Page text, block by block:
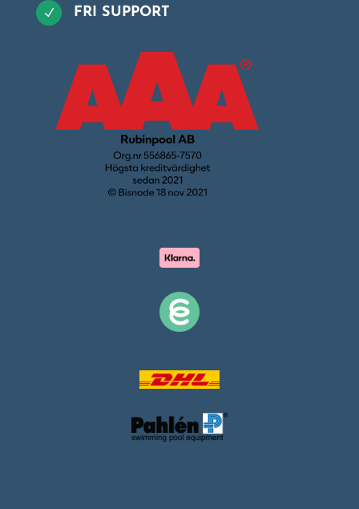
N FRI SUPPORT